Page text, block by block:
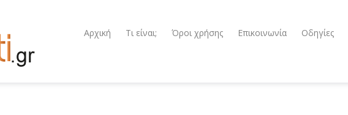
Αρχική Τι είναι; Όροι χρήσης Επικοινωνία Οδηγίες